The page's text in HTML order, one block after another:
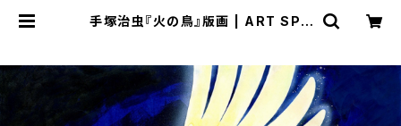
手塚治虫『火の鳥』版画 | ART SPA